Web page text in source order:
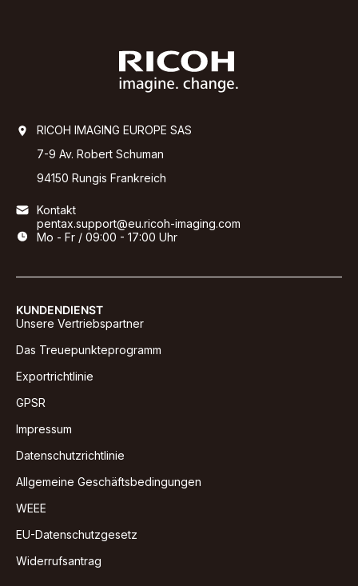
RICOH IMAGING EUROPE SAS
7-9 Av. Robert Schuman
94150 Rungis Frankreich
Kontakt
pentax.support@eu.ricoh-imaging.com
Mo - Fr / 09:00 - 17:00 Uhr
KUNDENDIENST
Unsere Vertriebspartner
Das Treuepunkteprogramm
Exportrichtlinie
GPSR
Impressum
Datenschutzrichtlinie
Allgemeine Geschäftsbedingungen
WEEE
EU-Datenschutzgesetz
Widerrufsantrag